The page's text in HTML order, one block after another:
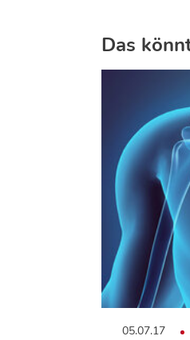
Das
05.07.17